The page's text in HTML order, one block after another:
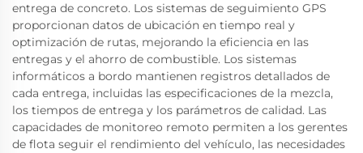
entrega de concreto. Los sistemas de seguimiento GPS
proporcionan datos de ubicación en tiempo real y
optimización de rutas, mejorando la eficiencia en las
entregas y el ahorro de combustible. Los sistemas
informáticos a bordo mantienen registros detallados de
cada entrega, incluidas las especificaciones de la mezcla,
los tiempos de entrega y los parámetros de calidad. Las
capacidades de monitoreo remoto permiten a los gerentes
de flota seguir el rendimiento del vehículo, las necesidades